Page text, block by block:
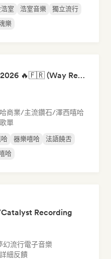
室 浩室音樂
獨立流行
樂
RAP FRANÇAIS 2026 🔥🇫🇷 (Way Records)
商業/主流鑽石/澤西嘻哈
單
哈 器樂嘻哈
法語饒舌
哈
Recording
幻流行電子音樂
細反饋